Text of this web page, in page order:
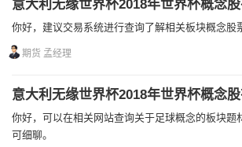
意大利无缘世界杯2018年世界杯概念股
你好，建议交易系统进行查询了解相关板块概念股
期货 孟经理
意大利无缘世界杯2018年世界杯概念股
你好，可以在相关网站查询关于足球概念的板块题
可细聊。